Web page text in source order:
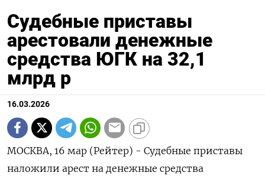
Судебные приставы
арестовали денежные
средства ЮГК на 32,1
млрд р
16.03.2026
МОСКВА, ‌16 ​мар (Рейтер) - ​Судебные ​приставы
⁠наложили арест ‌на ‌денежные ​средства